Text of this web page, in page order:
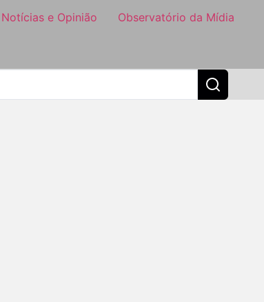
Notícias e Opinião Observatório da Mídia